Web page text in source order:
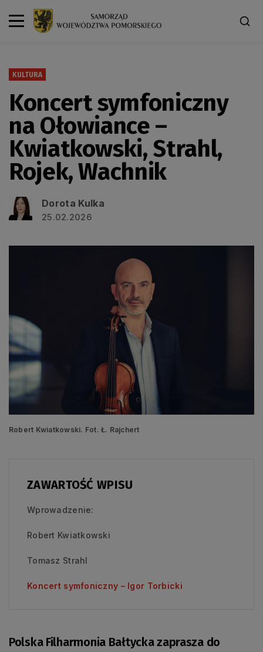
KULTURA
Koncert symfoniczny
na Ołowiance –
Kwiatkowski, Strahl,
Rojek, Wachnik
Dorota Kulka
25.02.2026
Robert Kwiatkowski. Fot. Ł. Rajchert
ZAWARTOŚĆ WPISU
Wprowadzenie:
Robert Kwiatkowski
Tomasz Strahl
Koncert symfoniczny – Igor Torbicki
Polska Filharmonia Bałtycka zaprasza do